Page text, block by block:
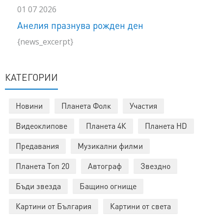
01 07 2026
Анелия празнува рожден ден
{news_excerpt}
КАТЕГОРИИ
Новини Планета Фолк
Участия
Видеоклипове
Планета 4К
Планета HD
Предавания
Музикални филми
Планета Топ 20
Автограф
Звездно
Бъди звезда
Бащино огнище
Картини от България
Картини от света